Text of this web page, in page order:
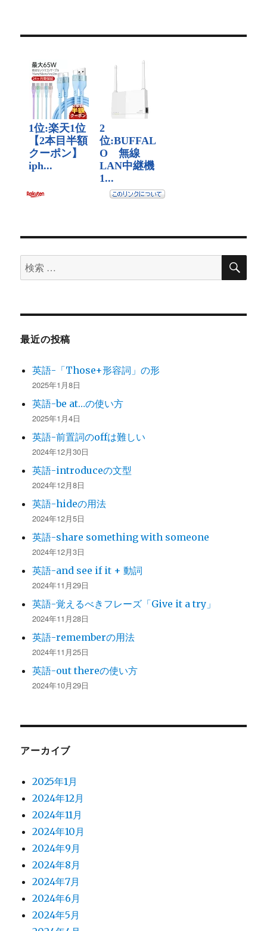
検
索
象:
検
最近の投稿
英語-「Those+形容詞」の形
2025年1月8日
英語-be at…の使い方
2025年1月4日
英語-前置詞のoffは難しい
2024年12月30日
英語-introduceの文型
2024年12月8日
英語-hideの用法
2024年12月5日
英語-share something with someone
2024年12月3日
英語-and see if it + 動詞
2024年11月29日
英語-覚えるべきフレーズ「Give it a try」
2024年11月28日
英語-rememberの用法
2024年11月25日
英語-out thereの使い方
2024年10月29日
アーカイブ
2025年1月
2024年12月
2024年11月
2024年10月
2024年9月
2024年8月
2024年7月
2024年6月
2024年5月